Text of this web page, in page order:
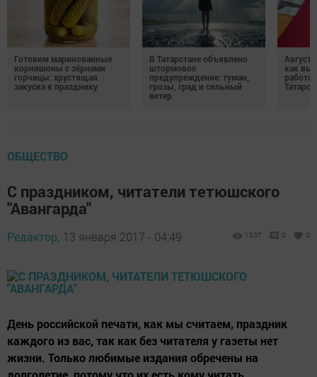
Готовим маринованные
корнишоны с зёрнами
горчицы: хрустящая
закуска к празднику
В Татарстане объявлено
штормовое
предупреждение: туман,
грозы, град и сильный
ветер
как
ОБЩЕСТВО
С праздником, читатели тетюшского
"Авангарда"
Редактор, 13 января 2017 - 04:49 1337 0 0
День российской печати, как мы считаем, праздник
каждого из вас, так как без читателя у газеты нет
жизни. Только любимые издания обречены на